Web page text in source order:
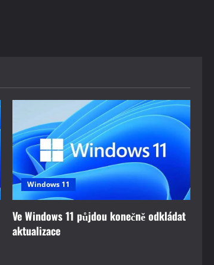
Windows 11
Ve Windows 11 půjdou konečně odkládat
aktualizace